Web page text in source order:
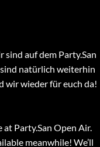
sind auf dem Party.San
natürlich weiterhin
wir wieder für euch da!
at Party.San Open Air.
meanwhile! We’ll